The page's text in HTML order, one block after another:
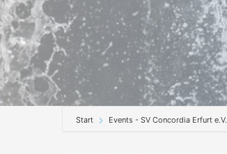
Start Events - SV Concordia Erfurt e.V.